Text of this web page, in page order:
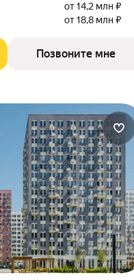
от 14,2 млн ₽
от 18,8 млн ₽
Позвоните мне